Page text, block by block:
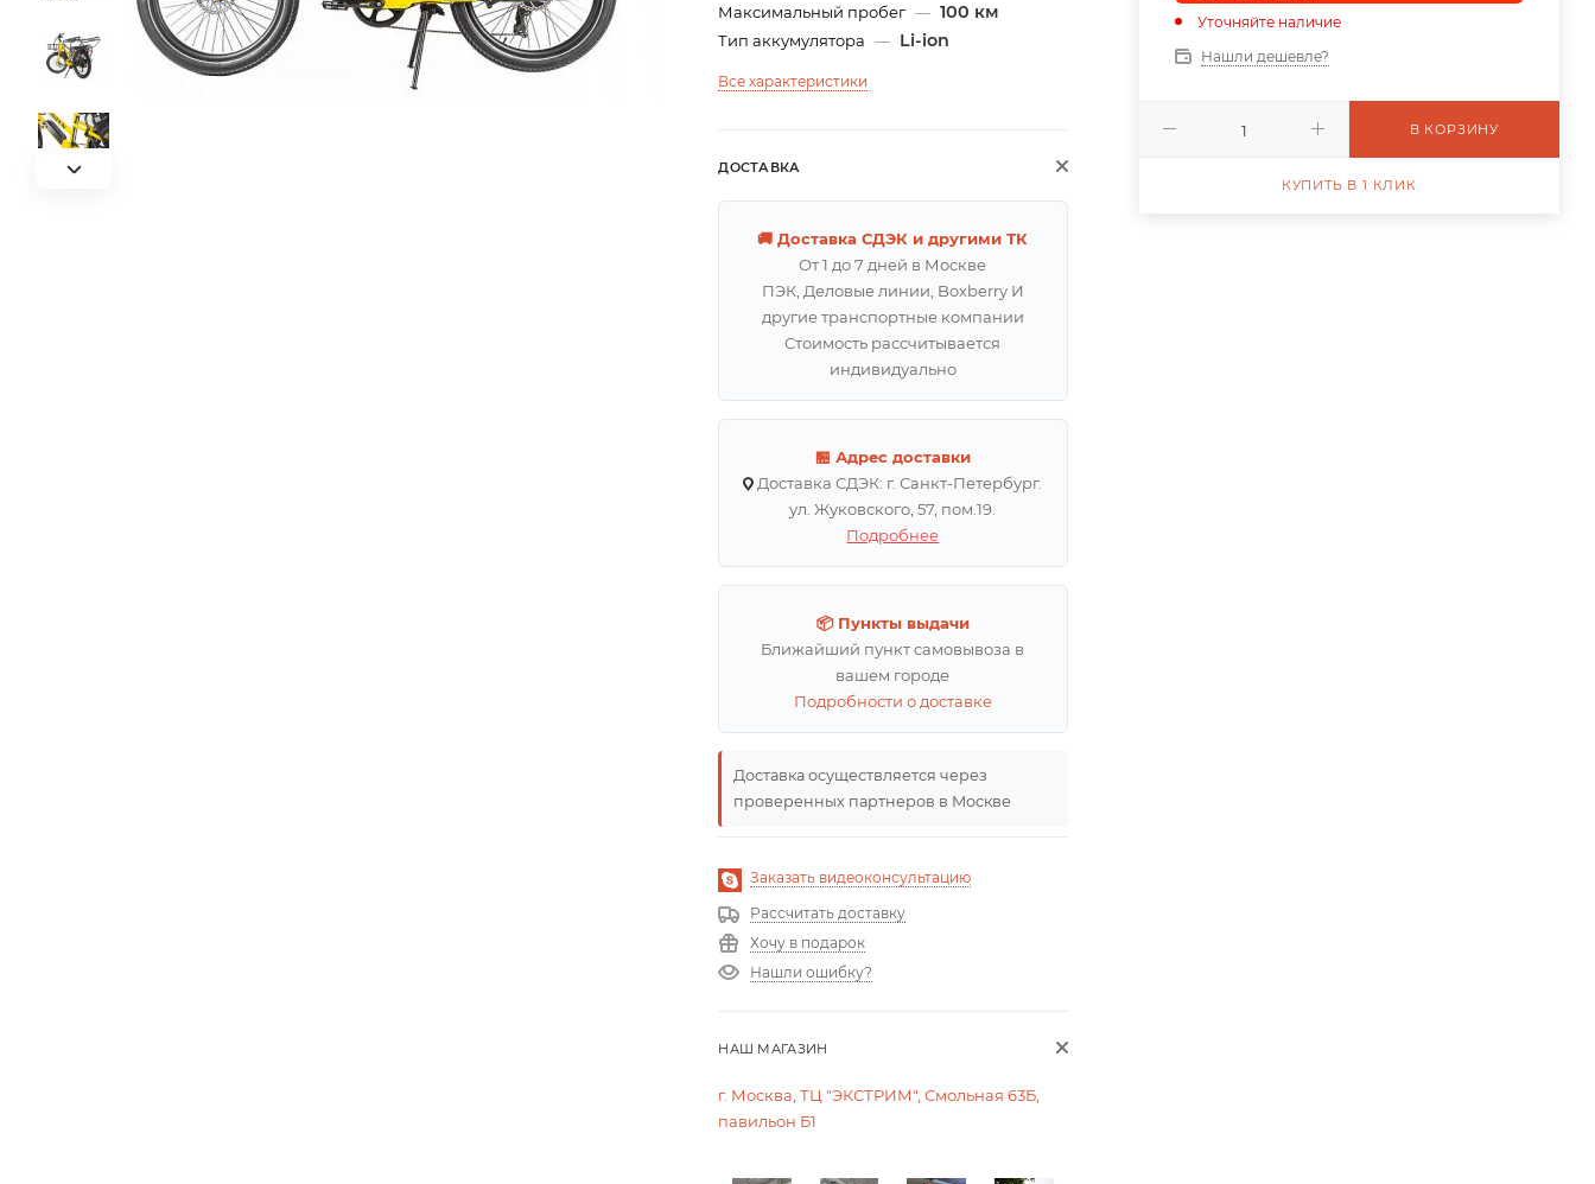
Максимальный пробег — 100 км
Тип аккумулятора — Li-ion
Все характеристики
ДОСТАВКА
🚚 Доставка СДЭК и другими ТК
От 1 до 7 дней в Москве
ПЭК, Деловые линии, Boxberry И
другие транспортные компании
Стоимость рассчитывается
индивидуально
🏪 Адрес доставки
Доставка СДЭК: г. Санкт-Петербург.
ул. Жуковского, 57, пом.19.
Подробнее
📦 Пункты выдачи
Ближайший пункт самовывоза в
вашем городе
Подробности о доставке
Доставка осуществляется через
проверенных партнеров в Москве
Заказать видеоконсультацию
Рассчитать доставку
Хочу в подарок
Нашли ошибку?
НАШ МАГАЗИН
г. Москва, ТЦ "ЭКСТРИМ", Смольная 63Б,
павильон Б1
Уточняйте наличие
Нашли дешевле?
В КОРЗИНУ
КУПИТЬ В 1 КЛИК